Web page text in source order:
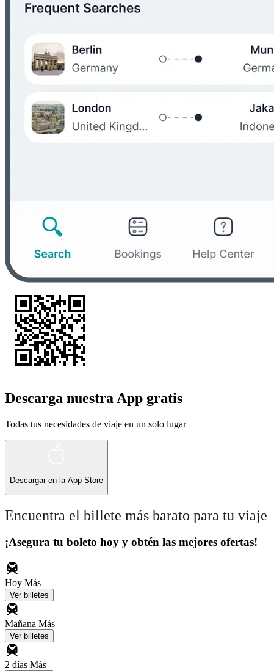
Descarga nuestra App gratis
Todas tus necesidades de viaje en un solo lugar
Descargar en la App Store
Encuentra el billete más barato para tu viaje
¡Asegura tu boleto hoy y obtén las mejores ofertas!
Hoy Más
Ver billetes
Mañana Más
Ver billetes
2 días Más